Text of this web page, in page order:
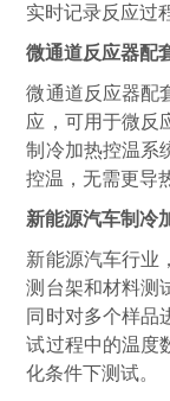
实时记录反应过
微通道反应器配
微通道反应器配
应， 可用于微反
制冷加热控温系
控温，无需更导
新能源汽车制冷
新能源汽⻋行业
测台架和材料测
同时对多个样品
试过程中的温度
化条件下测试。